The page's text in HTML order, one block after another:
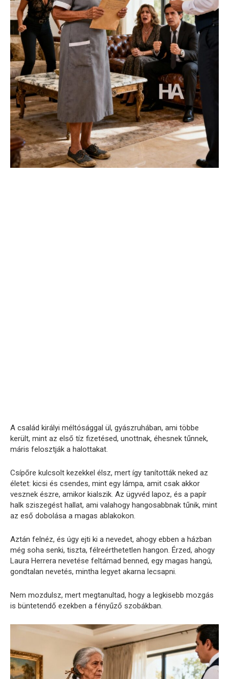
A család királyi méltósággal ül, gyászruhában, ami többe
került, mint az első tíz fizetésed, unottnak, éhesnek tűnnek,
máris felosztják a halottakat.
Csípőre kulcsolt kezekkel élsz, mert így tanították neked az
életet: kicsi és csendes, mint egy lámpa, amit csak akkor
vesznek észre, amikor kialszik. Az ügyvéd lapoz, és a papír
halk sziszegést hallat, ami valahogy hangosabbnak tűnik, mint
az eső dobolása a magas ablakokon.
Aztán felnéz, és úgy ejti ki a nevedet, ahogy ebben a házban
még soha senki, tiszta, félreérthetetlen hangon. Érzed, ahogy
Laura Herrera nevetése feltámad benned, egy magas hangú,
gondtalan nevetés, mintha legyet akarna lecsapni.
Nem mozdulsz, mert megtanultad, hogy a legkisebb mozgás
is büntetendő ezekben a fényűző szobákban.